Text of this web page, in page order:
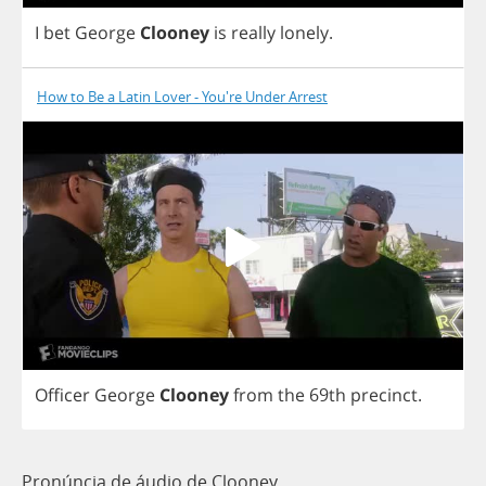
I bet George Clooney is really lonely.
How to Be a Latin Lover - You're Under Arrest
Officer George Clooneyfrom the 69th precinct.